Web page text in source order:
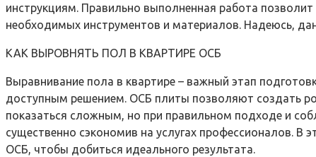
инструкциям. Правильно выполненная работа
необходимых инструментов и материалов. Надеюсь,
КАК ВЫРОВНЯТЬ ПОЛ В КВАРТИРЕ ОСБ
Выравнивание пола в квартире – важный этап
доступным решением. ОСБ плиты позволяют создать
показаться сложным, но при правильном подходе и
существенно сэкономив на услугах профессионалов.
ОСБ, чтобы добиться идеального результата.